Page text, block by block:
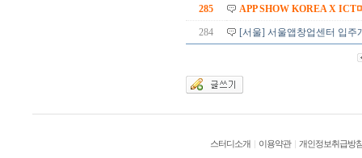
285 APP SHOW KOREA X ICT
284 [서울] 서울앱창업센터 입주
스터디소개 | 이용약관 | 개인정보취급방